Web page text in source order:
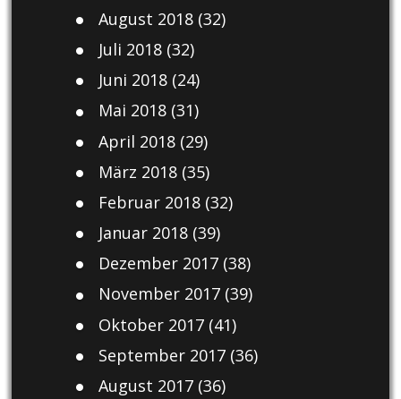
August 2018(32)
Juli 2018(32)
Juni 2018(24)
Mai 2018(31)
April 2018(29)
März 2018(35)
Februar 2018(32)
Januar 2018(39)
Dezember 2017(38)
November 2017(39)
Oktober 2017(41)
September 2017(36)
August 2017(36)